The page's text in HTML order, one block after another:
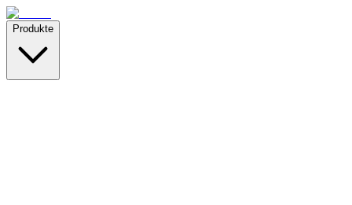
Produkte